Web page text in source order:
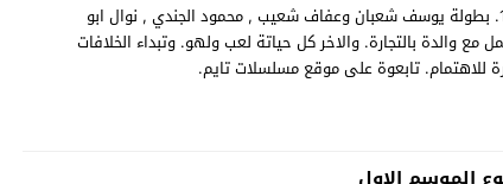
مشاهدة وتحميل. مسلسل الدراما. الشهد والدموع. الجزء الاول. الحلقة 10. بطولة يوسف شعبان وعفاف شعيب , محمود الجندي , نوال ابو
مع والدة بالتجارة. والاخر كل حياتة لعب ولهو. وتبداء الخلافات